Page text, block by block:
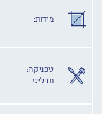
מידות:
טכניקה:
תבליט